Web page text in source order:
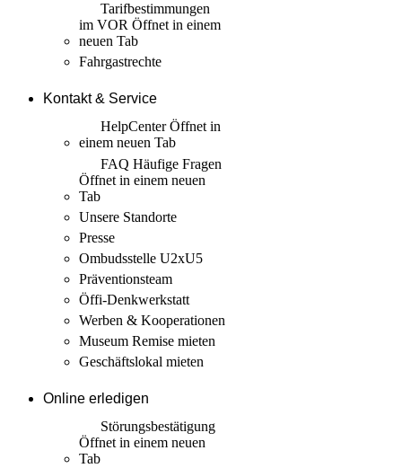
Tarif­bestimmungen
im VOR Öffnet in einem
neuen Tab
Fahrgastrechte
Kontakt & Service
HelpCenterÖffnet in
einem neuen Tab
FAQ Häufige Fragen
Öffnet in einem neuen
Tab
Unsere Standorte
Presse
Ombudsstelle U2xU5
Präventionsteam
Öffi-Denkwerkstatt
Werben & Kooperationen
Museum Remise mieten
Geschäftslokal mieten
Online erledigen
Störungs­bestätigung
Öffnet in einem neuen
Tab